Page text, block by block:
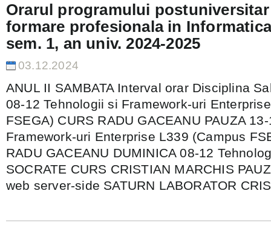
Orarul programului
formare profesionala in
sem. 1, an univ. 2024-2025
03.12.2024
ANUL II SAMBATA Interval orar Disciplina
08-12 Tehnologii si Framework-uri
FSEGA) CURS RADU GACEANU PAUZA
Framework-uri Enterprise L339 (Campus
RADU GACEANU DUMINICA 08-12
SOCRATE CURS CRISTIAN MARCHIS
web server-side SATURN LABORATOR